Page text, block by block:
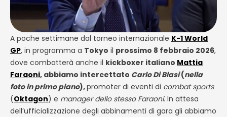
A poche settimane dal torneo internazionale K-1 World
GP, in programma a Tokyo il prossimo 8 febbraio 2026,
dove combatterà anche il kickboxer italiano Mattia
Faraoni, abbiamo intercettato Carlo Di Blasi(nella
foto in primo piano),promoter di eventi di combat sports
(Oktagon) e manager dello stesso Faraoni. In attesa
dell’ufficializzazione degli abbinamenti di gara gli abbiamo